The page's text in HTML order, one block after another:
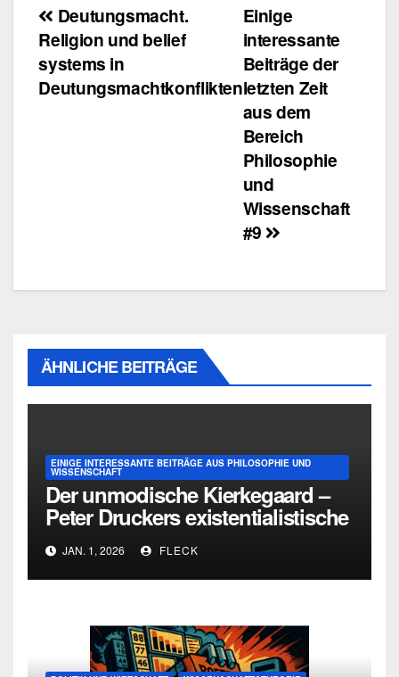
Beitragsnavigation
Einige
interessante
Beiträge der
letzten Zeit
aus dem
Bereich
Philosophie
und
Wissenschaft
#9
Deutungsmacht.
Religion und belief
systems in
Deutungsmachtkonflikten
ÄHNLICHE BEITRÄGE
EINIGE INTERESSANTE BEITRÄGE AUS PHILOSOPHIE UND
WISSENSCHAFT
Der unmodische Kierkegaard –
Peter Druckers existentialistische
Intervention von 1933
JAN. 1, 2026 FLECK